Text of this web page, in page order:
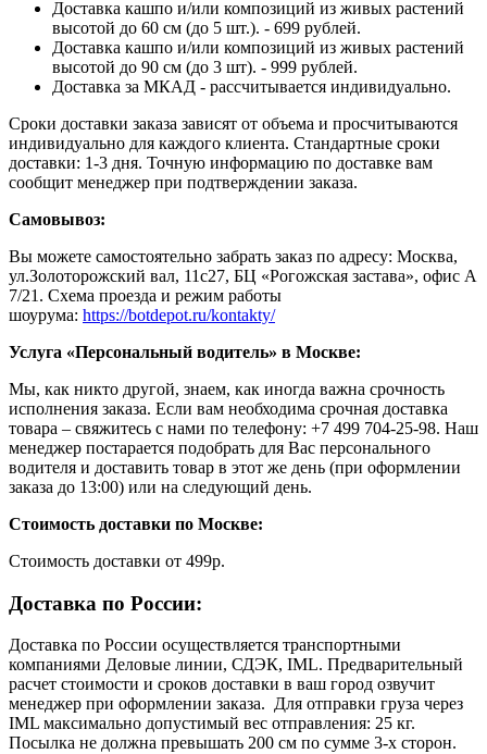
Доставка кашпо и/или композиций из живых растений
высотой до 60 см (до 5 шт.). - 699 рублей.
Доставка кашпо и/или композиций из живых растений
высотой до 90 см (до 3 шт). - 999 рублей.
Доставка за МКАД - рассчитывается индивидуально.
Сроки доставки заказа зависят от объема и просчитываются
индивидуально для каждого клиента. Стандартные сроки
доставки: 1-3 дня. Точную информацию по доставке вам
сообщит менеджер при подтверждении заказа.
Самовывоз:
Вы можете самостоятельно забрать заказ по адресу: Москва,
ул.Золоторожский вал, 11с27, БЦ «Рогожская застава», офис А
7/21. Схема проезда и режим работы
шоурума: https://botdepot.ru/kontakty/
Услуга «Персональный водитель» в Москве:
Мы, как никто другой, знаем, как иногда важна срочность
исполнения заказа. Если вам необходима срочная доставка
товара – свяжитесь с нами по телефону: +7 499 704-25-98. Наш
менеджер постарается подобрать для Вас персонального
водителя и доставить товар в этот же день (при оформлении
заказа до 13:00) или на следующий день.
Стоимость доставки по Москве:
Cтоимость доставки от 499р.
Доставка по России:
Доставка по России осуществляется транспортными
компаниями Деловые линии, СДЭК, IML. Предварительный
расчет стоимости и сроков доставки в ваш город озвучит
менеджер при оформлении заказа. Для отправки груза через
IML максимально допустимый вес отправления: 25 кг.
Посылка не должна превышать 200 см по сумме 3-х сторон.